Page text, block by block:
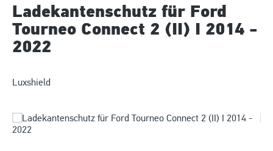
Ladekantenschutz für Ford
Tourneo Connect 2 (II) I 2014 -
2022
Luxshield